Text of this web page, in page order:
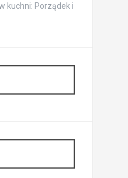
kuchni: Porządek i